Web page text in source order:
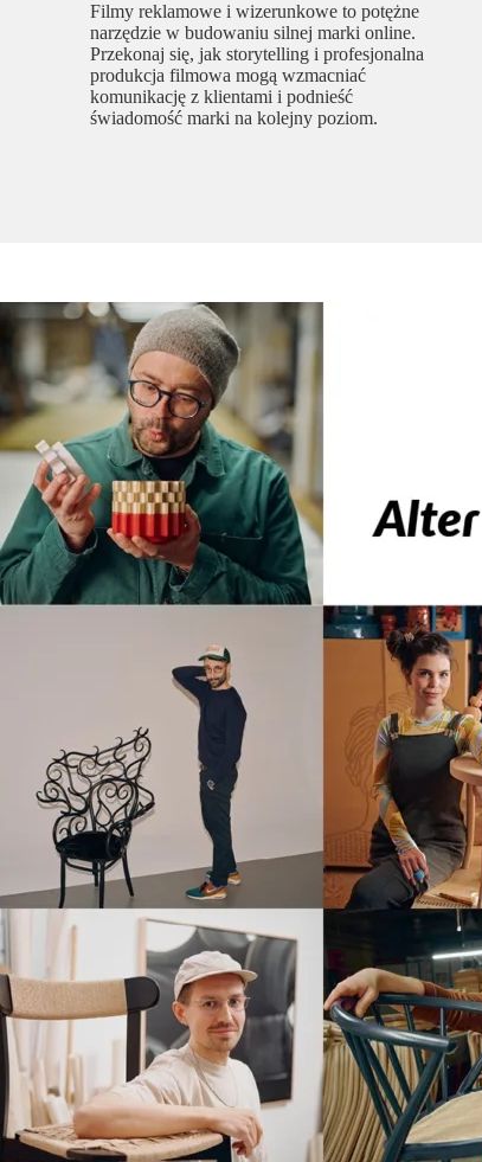
Filmy reklamowe i wizerunkowe to potężne
narzędzie w budowaniu silnej marki online.
Przekonaj się, jak storytelling i profesjonalna
produkcja filmowa mogą wzmacniać
komunikację z klientami i podnieść
świadomość marki na kolejny poziom.